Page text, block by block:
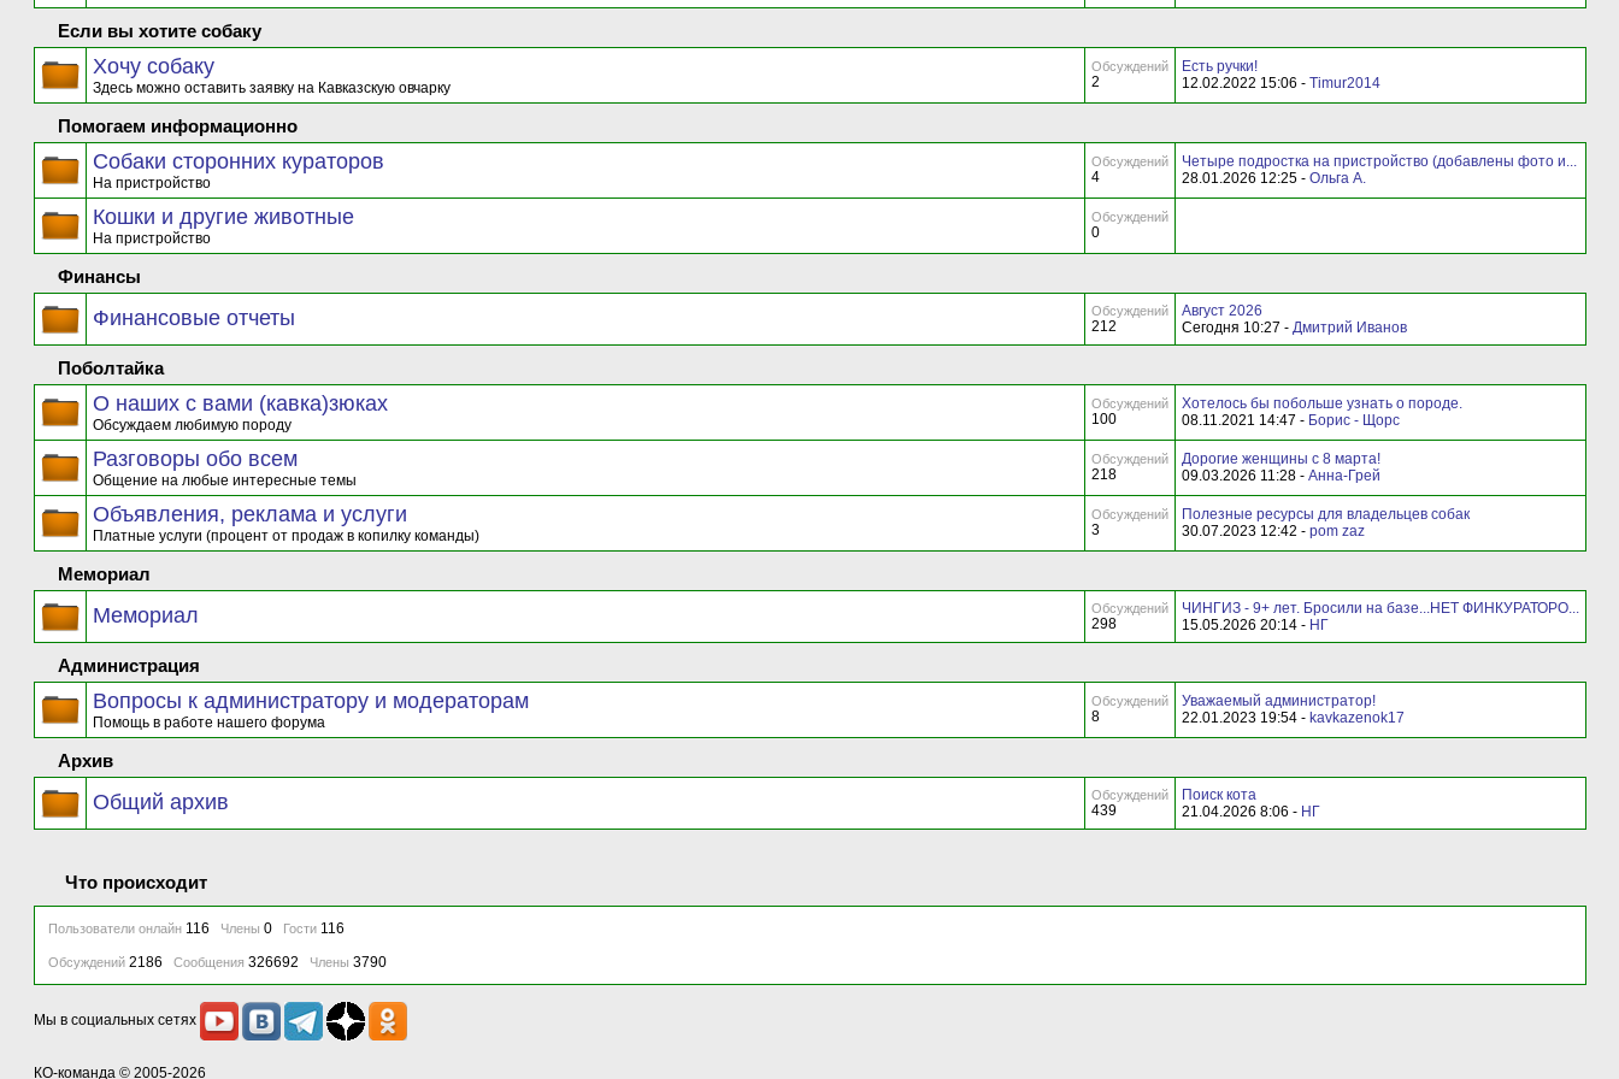
Если вы хотите собаку
Хочу собаку
Здесь можно оставить заявку на Кавказскую овчарку
Обсуждений
2
Есть ручки!
12.02.2022 15:06 - Timur2014
Помогаем информационно
Собаки сторонних кураторов
На пристройство
Обсуждений
4
Четыре подростка на пристройство (добавлены фото и...
28.01.2026 12:25 - Ольга А.
Кошки и другие животные
На пристройство
Обсуждений
0
Финансы
Финансовые отчеты Обсуждений
212
Август 2026
Сегодня 10:27 - Дмитрий Иванов
Поболтайка
О наших с вами (кавка)зюках
Обсуждаем любимую породу
Обсуждений
100
Хотелось бы побольше узнать о породе.
08.11.2021 14:47 - Борис - Щорс
Разговоры обо всем
Общение на любые интересные темы
Обсуждений
218
Дорогие женщины с 8 марта!
09.03.2026 11:28 - Анна-Грей
Объявления, реклама и услуги
Платные услуги (процент от продаж в копилку команды)
Обсуждений
3
Полезные ресурсы для владельцев собак
30.07.2023 12:42 - pom zaz
Мемориал
Мемориал Обсуждений
298
ЧИНГИЗ - 9+ лет. Бросили на базе...НЕТ ФИНКУРАТОРО...
15.05.2026 20:14 - НГ
Администрация
Вопросы к администратору и модераторам
Помощь в работе нашего форума
Обсуждений
8
Уважаемый администратор!
22.01.2023 19:54 - kavkazenok17
Архив
Общий архив Обсуждений
439
Поиск кота
21.04.2026 8:06 - НГ
Что происходит
Пользователи онлайн 116 Члены 0 Гости 116
Обсуждений 2186 Сообщения 326692 Члены 3790
Мы в социальных сетях
КО-команда © 2005-2026